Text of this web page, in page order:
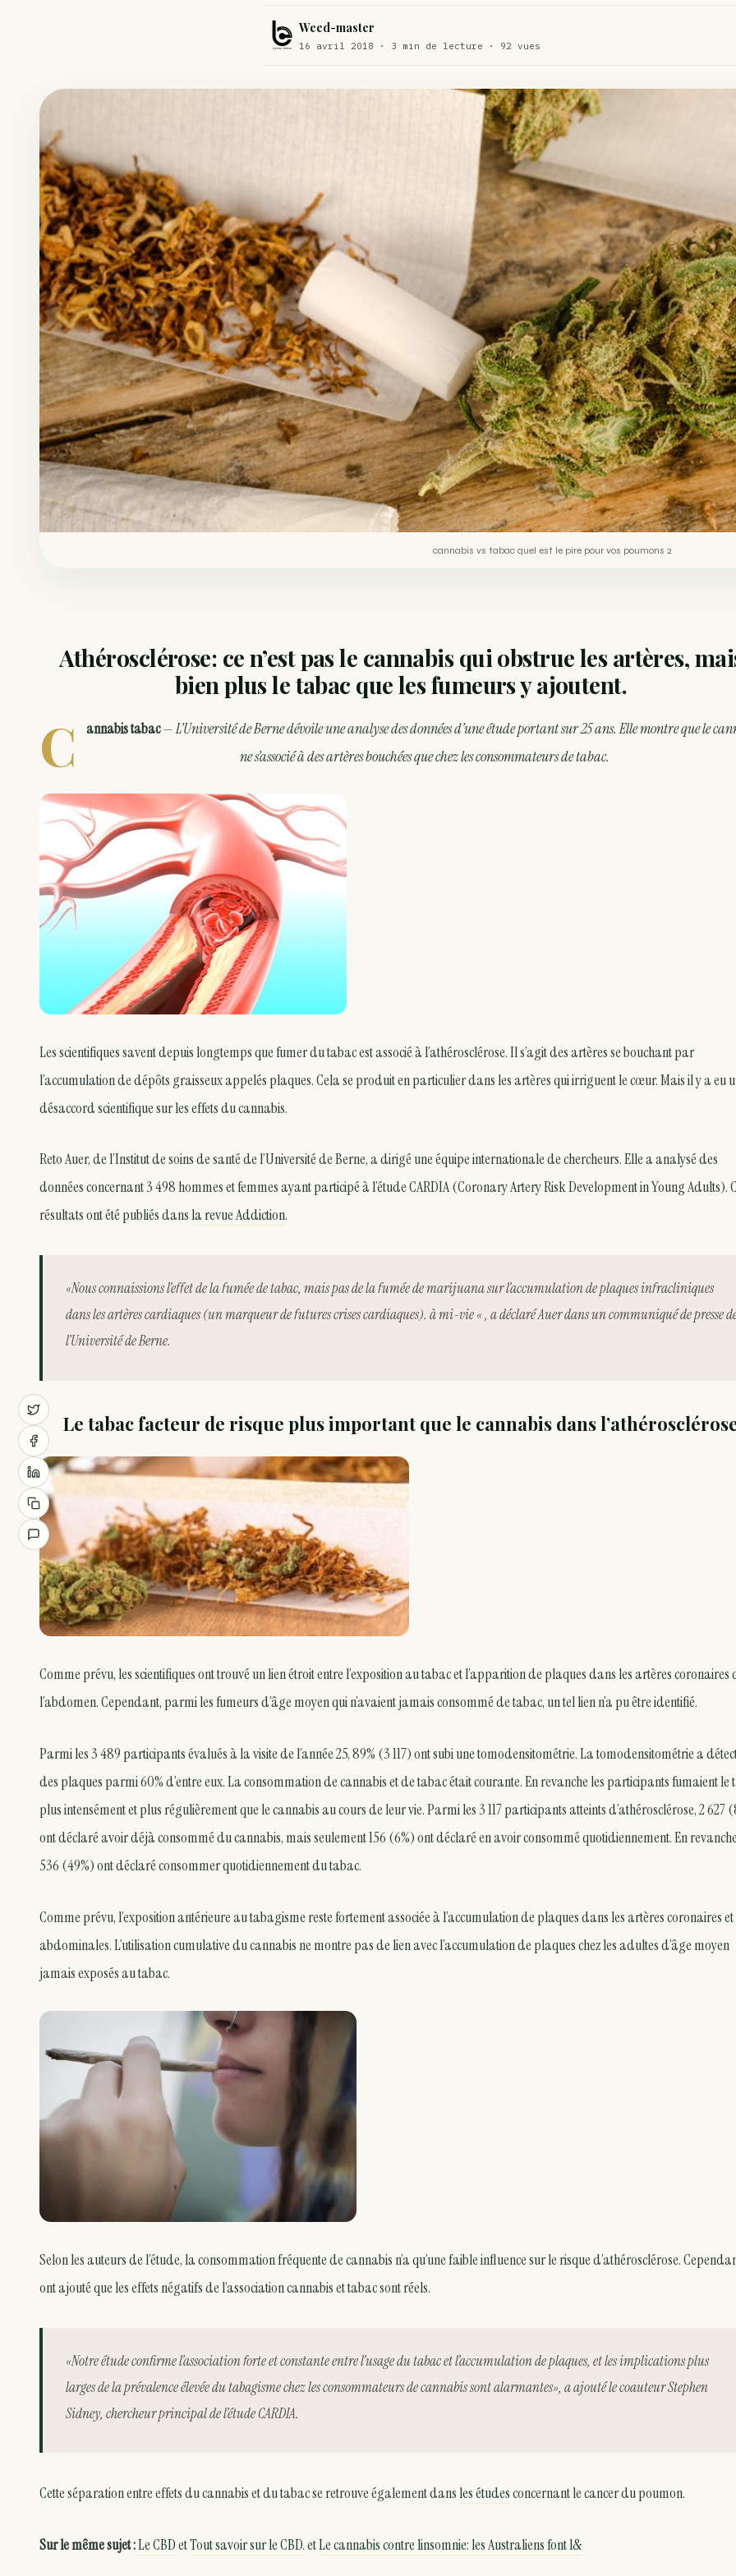
Étude : L’extrait de cannabis, un traitement efficace contre les maux de dos… ACTU
Weed-master
16 avril 2018 · 3 min de lecture · 92 vues
cannabis vs tabac quel est le pire pour vos poumons 2
Athérosclérose: ce n’est pas le cannabis qui obstrue les artères,
bien plus le tabac que les fumeurs y ajoutent.
C annabis tabac—L’Université de Berne dévoile une analyse des données d’une étude portant sur 25 ans. Elle montre que le
ne s’associé à des artères bouchées que chez les consommateurs de tabac.
Les scientifiques savent depuis longtemps que fumer du tabac est associé à l’athérosclérose. Il s’agit des artères se bouchant par
l’accumulation de dépôts graisseux appelés plaques. Cela se produit en particulier dans les artères qui irriguent le cœur. Mais il y a eu
désaccord scientifique sur les effets du cannabis.
Reto Auer, de l’Institut de soins de santé de l’Université de Berne, a dirigé une équipe internationale de chercheurs. Elle a analysé des
données concernant 3 498 hommes et femmes ayant participé à l’étude CARDIA (Coronary Artery Risk Development in Young Adults).
résultats ont été publiés dansla revue Addiction.
«Nous connaissions l’effet de la fumée de tabac, mais pas de la fumée de marijuana sur l’accumulation de plaques infracliniques
dans les artères cardiaques (un marqueur de futures crises cardiaques). à mi-vie « , a déclaré Auer dans un communiqué de presse
l’Université de Berne.
Le tabac facteur de risque plus important que le cannabis dans
Comme prévu, les scientifiques ont trouvé un lien étroit entre l’exposition au tabac et l’apparition de plaques dans les artères coronaires
l’abdomen. Cependant, parmi les fumeurs d’âge moyen qui n’avaient jamais consommé de tabac, un tel lien n’a pu être identifié.
Parmi les 3 489 participants évalués à la visite de l’année 25, 89% (3 117) ont subi une tomodensitométrie. La tomodensitométrie a
des plaques parmi 60% d’entre eux. La consommation de cannabis et de tabac était courante. En revanche les participants fumaient le
plus intensément et plus régulièrement que le cannabis au cours de leur vie. Parmi les 3 117 participants atteints d’athérosclérose, 2 627
ont déclaré avoir déjà consommé du cannabis, mais seulement 156 (6%) ont déclaré en avoir consommé quotidiennement. En
536 (49%) ont déclaré consommer quotidiennement du tabac.
Comme prévu, l’exposition antérieure au tabagisme reste fortement associée à l’accumulation de plaques dans les artères coronaires et
abdominales. L’utilisation cumulative du cannabis ne montre pas de lien avec l’accumulation de plaques chez les adultes d’âge moyen
jamais exposés au tabac.
Selon les auteurs de l’étude, la consommation fréquente de cannabis n’a qu’une faible influence sur le risque d’athérosclérose.
ont ajouté que les effets négatifs de l’association cannabis et tabac sont réels.
«Notre étude confirme l’association forte et constante entre l’usage du tabac et l’accumulation de plaques, et les implications plus
larges de la prévalence élevée du tabagisme chez les consommateurs de cannabis sont alarmantes», a ajouté le coauteur Stephen
Sidney, chercheur principal de l’étude CARDIA.
Cette séparation entre effets du cannabis et du tabac se retrouve également dansles étudesconcernant le cancer du poumon.
Sur le même sujet :Le CBDetTout savoir sur le CBD. etLe cannabis contre linsomnie: les Australiens font l&